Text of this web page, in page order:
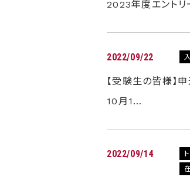
2023年度エント
2022/09/22
【受験生の皆様】
10月1…
2022/09/14